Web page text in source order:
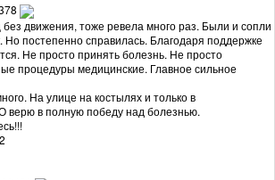
без движения, тоже ревела много раз. Были и сопли
Но постепенно справилась. Благодаря поддержке
Не просто принять болезнь. Не просто
процедуры медицинские. Главное сильное
На улице на костылях и только в
верю в полную победу над болезнью.